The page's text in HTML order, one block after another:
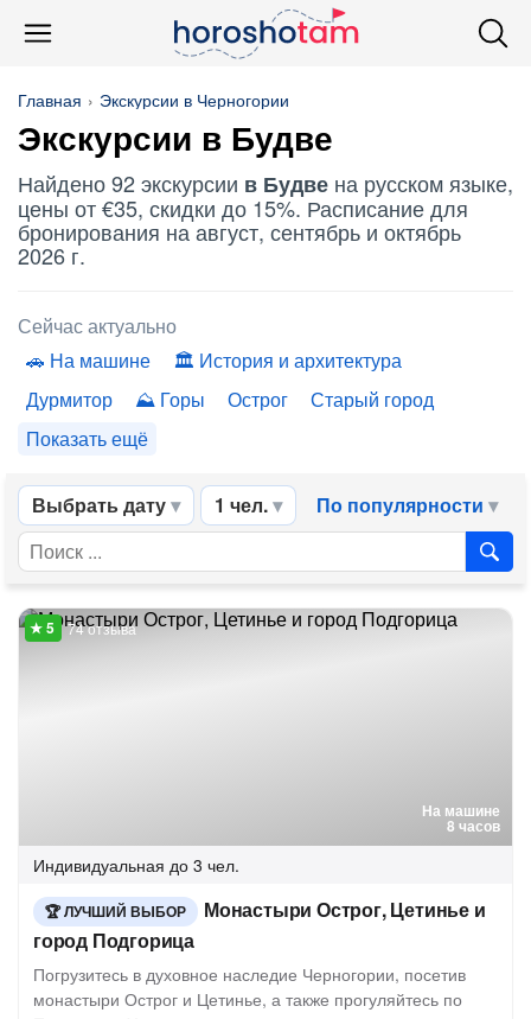
Главная Экскурсии в Черногории
Экскурсии в Будве
Найдено 92 экскурсии в Будве на русском языке,
цены от €35, скидки до 15%. Расписание для
бронирования на август, сентябрь и октябрь
2026 г.
Сейчас актуально
На машине
История и архитектура
Дурмитор
Горы Острог
Старый город
Показать ещё
Выбрать дату 1 чел. По популярности
На машине
8 часов
74 отзыва
Индивидуальная до 3 чел.
ЛУЧШИЙ ВЫБОР
Монастыри Острог, Цетинье и
город Подгорица
Погрузитесь в духовное наследие Черногории, посетив
монастыри Острог и Цетинье, а также прогуляйтесь по